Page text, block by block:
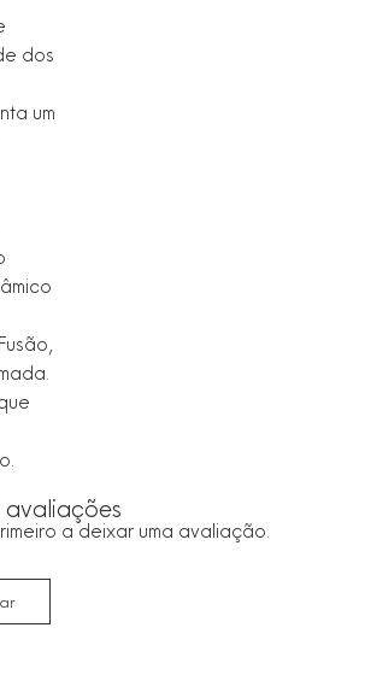
dos
um
a deixar uma avaliação.